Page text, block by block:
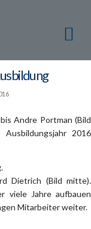
Andre Portman (Bild
2016
Dietrich (Bild mitte).
viele Jahre aufbauen
Mitarbeiter weiter.